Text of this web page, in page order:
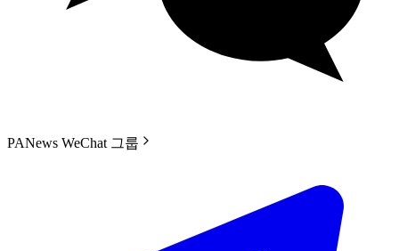
PANews WeChat 그룹